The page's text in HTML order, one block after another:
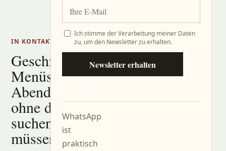
IN KONTAKT BLEIBEN
Geschichten,
Menüs und
Abende,
ohne danach
suchen zu
müssen.
Ich stimme der Verarbeitung meiner Daten
zu, um den Newsletter zu erhalten.
Newsletter erhalten
WhatsApp
ist
praktisch